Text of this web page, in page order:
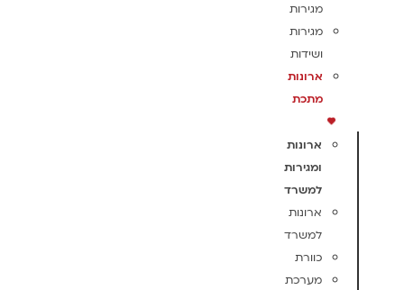
מגירות
מגירות
ושידות
ארונות
מתכת
ארונות
ומגירות
למשרד
ארונות
למשרד
כוורת
מערכת